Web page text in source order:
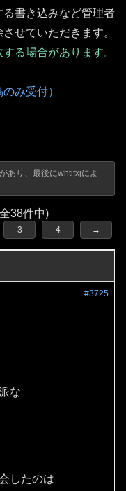
書き込みなど管理者
せていただきます。
る場合があります。
み受付）
あり、最後にwhtifxjによ
38件中)
3 4 →
#3725
な
したのは